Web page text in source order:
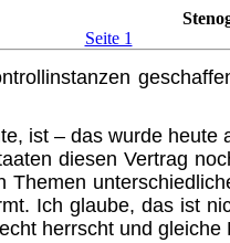
Seite 1
ist – das wurde
diesen Vertrag
Ich glaube, das ist
herrscht und